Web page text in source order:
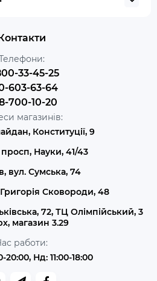
Контакти
33-45-25
603-63-64
700-10-20
магазинів:
Конституції, 9
просп, Науки, 41/43
вул. Сумська, 74
Сковороди, 48
72, ТЦ Олімпійський, 3
магазин 3.29
работи:
20:00, Нд: 11:00-18:00